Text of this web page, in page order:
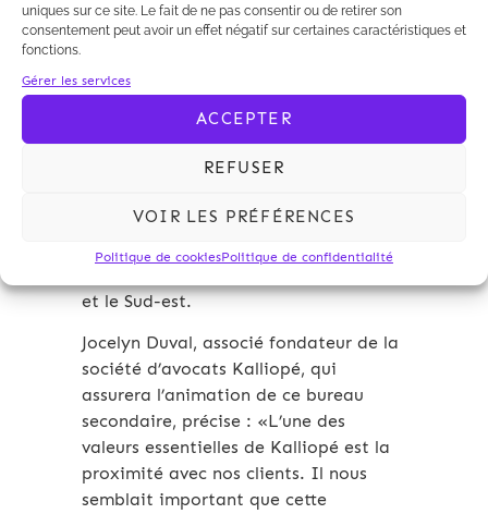
uniques sur ce site. Le fait de ne pas consentir ou de retirer son
consentement peut avoir un effet négatif sur certaines caractéristiques et
fonctions.
Gérer les services
ACCEPTER
REFUSER
VOIR LES PRÉFÉRENCES
Politique de cookiesPolitique de confidentialité
11/12/2017
Kalliopé poursuit son
développement en France
avec l’ouverture d’un bureau
secondaire en région
La création de cette nouvelle antenne
permet à Kalliopé de se rapprocher et
et le Sud-est.
Jocelyn Duval, associé fondateur de la
société d’avocats Kalliopé, qui
assurera l’animation de ce bureau
secondaire, précise : «L’une des
valeurs essentielles de Kalliopé est la
proximité avec nos clients. Il nous
semblait important que cette